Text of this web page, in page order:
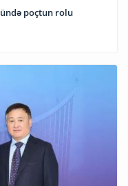
poçtun rolu